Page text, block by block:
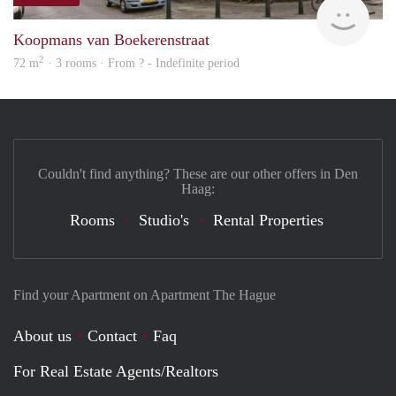
Koopmans van Boekerenstraat
72 m2 · 3 rooms · From ? - Indefinite period
Find your Apartment on Apartment The Hague
About us Contact
Faq
For Real Estate Agents/Realtors
Couldn't find anything? These are our other offers in Den
Haag:
Rooms Studio's Rental Properties